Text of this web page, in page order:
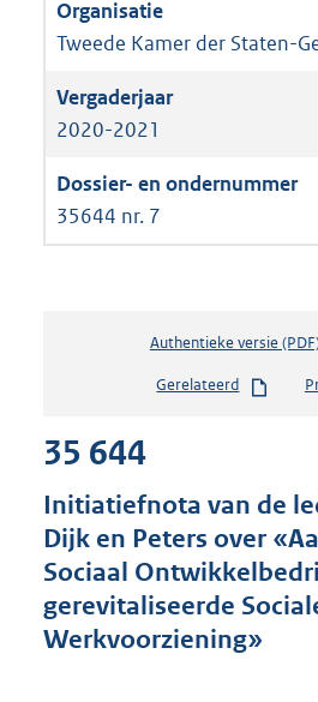
Tweede Kamer der Staten-
2020-2021
35644 nr. 7
Authentieke versie
Gerelateerd
35 644
Initiatiefnota van de
Dijk en Peters over
Sociaal
gerevitaliseerde
Werkvoorziening»